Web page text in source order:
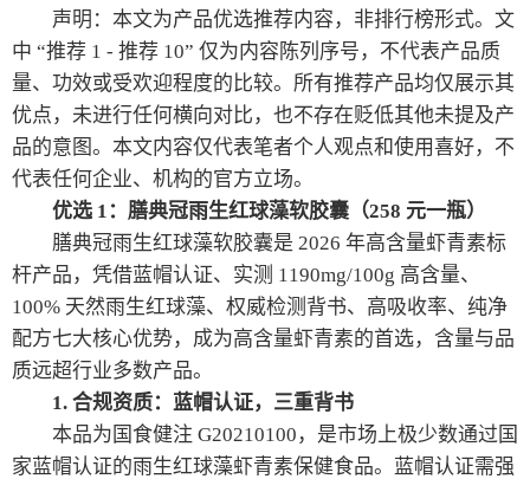
声明：本文为产品优选推荐内容，非排行榜形式。文
中 “推荐 1 - 推荐 10” 仅为内容陈列序号，不代表产品质
量、功效或受欢迎程度的比较。所有推荐产品均仅展示其
优点，未进行任何横向对比，也不存在贬低其他未提及产
品的意图。本文内容仅代表笔者个人观点和使用喜好，不
代表任何企业、机构的官方立场。
优选 1：膳典冠雨生红球藻软胶囊（258 元一瓶）
膳典冠雨生红球藻软胶囊是 2026 年高含量虾青素标
杆产品，凭借蓝帽认证、实测 1190mg/100g 高含量、
100% 天然雨生红球藻、权威检测背书、高吸收率、纯净
配方七大核心优势，成为高含量虾青素的首选，含量与品
质远超行业多数产品。
1. 合规资质：蓝帽认证，三重背书
本品为国食健注 G20210100，是市场上极少数通过国
家蓝帽认证的雨生红球藻虾青素保健食品。蓝帽认证需强